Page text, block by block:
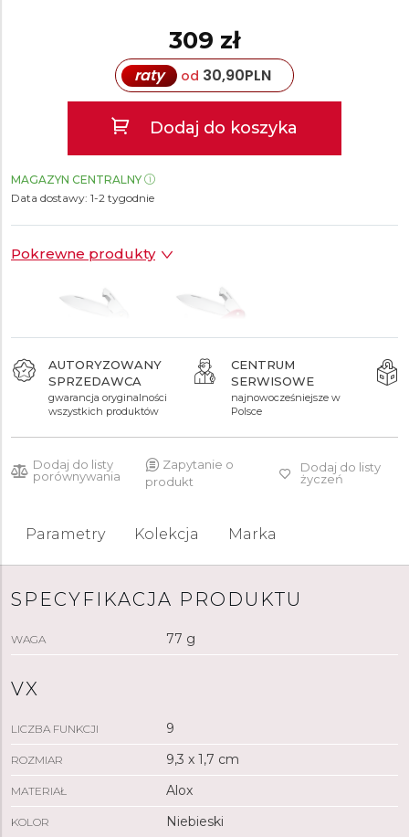
309 zł
raty od 30,90PLN
Dodaj do koszyka
MAGAZYN CENTRALNY
Data dostawy: 1-2 tygodnie
Pokrewne produkty
309 zł
AUTORYZOWANY
SPRZEDAWCA
gwarancja oryginalności
wszystkich produktów
CENTRUM
SERWISOWE
najnowocześniejsze w
Polsce
Dodaj do listy
porównywania
Zapytanie o
produkt
Dodaj do listy
życzeń
Parametry Kolekcja Marka
SPECYFIKACJA PRODUKTU
WAGA 77 g
VX
LICZBA FUNKCJI 9
ROZMIAR 9,3 x 1,7 cm
MATERIAŁ Alox
KOLOR Niebieski